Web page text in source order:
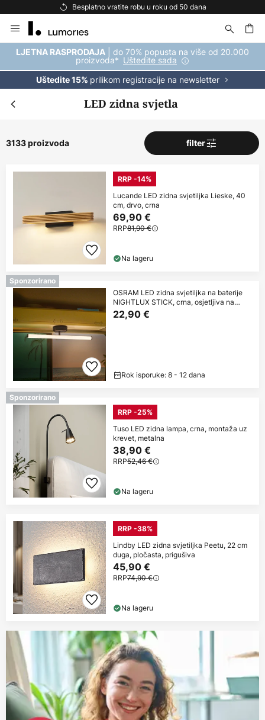
Besplatna dostava za kupnju iznad 69 €
to
Content
LJETNA RASPRODAJA | do 70% popusta na više od 20.000
proizvoda* Uštedite sada
Uštedite 15% prilikom registracije na newsletter
LED zidna svjetla
3133 proizvoda filter
RRP -14%
Lucande LED zidna svjetiljka Lieske, 40
cm, drvo, crna
69,90 €
RRP81,90 €
Na lageru
Sponzorirano
OSRAM LED zidna svjetiljka na baterije
NIGHTLUX STICK, crna, osjetljiva na
dodir
22,90 €
Rok isporuke: 8 - 12 dana
Sponzorirano
RRP -25%
Tuso LED zidna lampa, crna, montaža uz
krevet, metalna
38,90 €
RRP52,46 €
Na lageru
RRP -38%
Lindby LED zidna svjetiljka Peetu, 22 cm
duga, pločasta, prigušiva
45,90 €
RRP74,90 €
Na lageru